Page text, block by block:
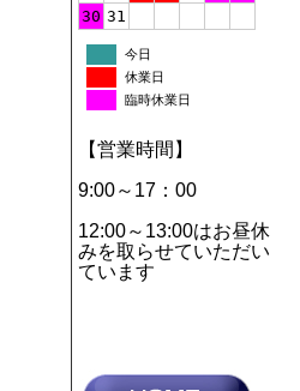
30 31
今日
休業日
臨時休業日
【営業時間】
9:00～17：00
12:00～13:00はお昼休
みを取らせていただい
ています